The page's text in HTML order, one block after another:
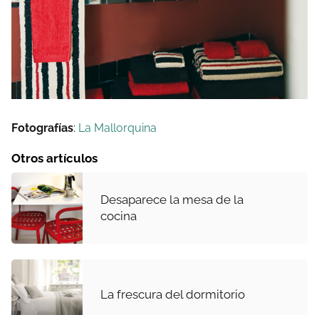
Fotografías: La Mallorquina
Otros artículos
Desaparece la mesa de la
cocina
La frescura del dormitorio